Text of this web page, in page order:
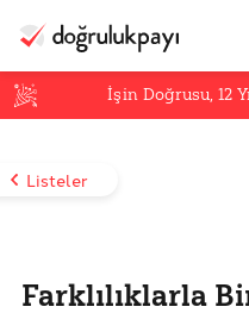
İşin Doğrusu,12
Listeler
Farklılıklarla